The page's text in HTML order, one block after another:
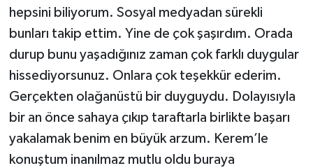
hepsini biliyorum. Sosyal medyadan sürekli
bunları takip ettim. Yine de çok şaşırdım. Orada
durup bunu yaşadığınız zaman çok farklı duygular
hissediyorsunuz. Onlara çok teşekkür ederim.
Gerçekten olağanüstü bir duyguydu. Dolayısıyla
bir an önce sahaya çıkıp taraftarla birlikte başarı
yakalamak benim en büyük arzum. Kerem’le
konuştum inanılmaz mutlu oldu buraya